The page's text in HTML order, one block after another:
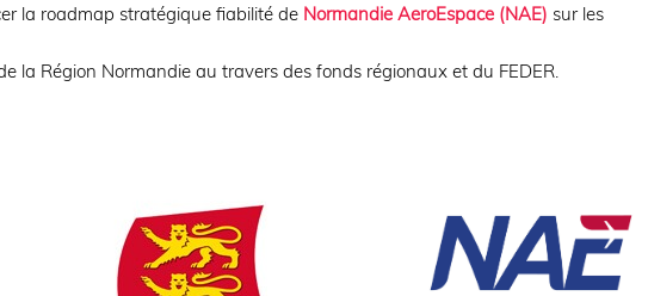
la roadmap stratégique fiabilité de Normandie AeroEspace (NAE) sur les
la Région Normandie au travers des fonds régionaux et du FEDER.